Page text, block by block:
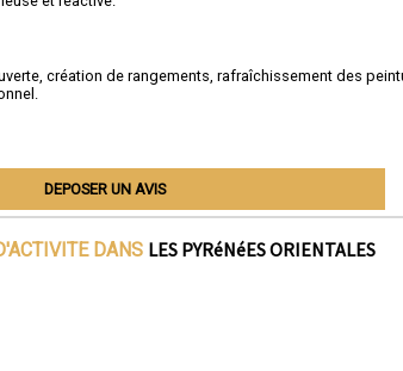
création de rangements, rafraîchissement des
DEPOSER UN AVIS
DANS LES PYRéNéES ORIENTALES